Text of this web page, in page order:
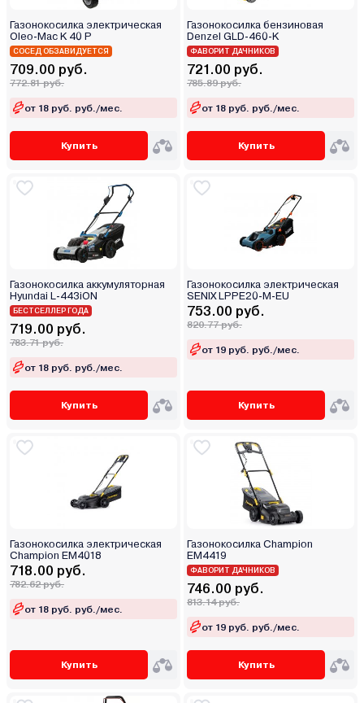
Газонокосилка электрическая
Oleo-Mac K 40 P
СОСЕД ОБЗАВИДУЕТСЯ
709.00 руб.
772.81 руб.
от 18 руб. руб./мес.
Купить
Газонокосилка бензиновая
Denzel GLD-460-K
ФАВОРИТ ДАЧНИКОВ
721.00 руб.
785.89 руб.
от 18 руб. руб./мес.
Купить
Газонокосилка аккумуляторная
Hyundai L-443iON
БЕСТСЕЛЛЕР ГОДА
719.00 руб.
783.71 руб.
от 18 руб. руб./мес.
Купить
Газонокосилка электрическая
SENIX LPPE20-M-EU
753.00 руб.
820.77 руб.
от 19 руб. руб./мес.
Купить
Газонокосилка электрическая
Champion EM4018
718.00 руб.
782.62 руб.
от 18 руб. руб./мес.
Купить
Газонокосилка Champion
EM4419
ФАВОРИТ ДАЧНИКОВ
746.00 руб.
813.14 руб.
от 19 руб. руб./мес.
Купить